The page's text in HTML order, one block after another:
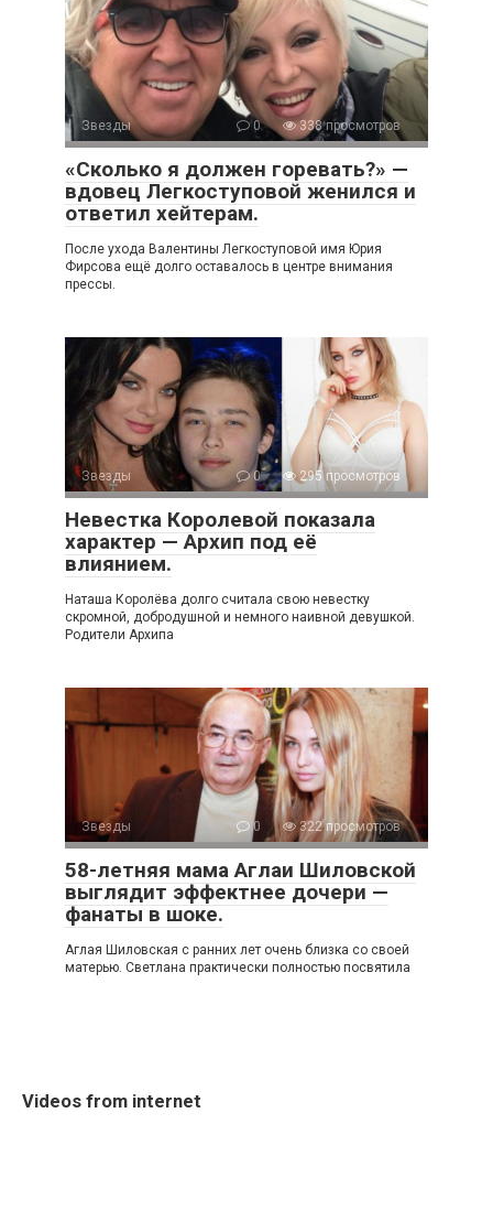
Звезды 0 338 просмотров
«Сколько я должен горевать?» —
вдовец Легкоступовой женился и
ответил хейтерам.
После ухода Валентины Легкоступовой имя Юрия
Фирсова ещё долго оставалось в центре внимания
прессы.
Звезды 0 295 просмотров
Невестка Королевой показала
характер — Архип под её
влиянием.
Наташа Королёва долго считала свою невестку
скромной, добродушной и немного наивной девушкой.
Родители Архипа
Звезды 0 322 просмотров
58-летняя мама Аглаи Шиловской
выглядит эффектнее дочери —
фанаты в шоке.
Аглая Шиловская с ранних лет очень близка со своей
матерью. Светлана практически полностью посвятила
Videos from internet